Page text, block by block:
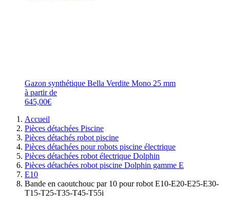
Gazon synthétique Bella Verdite Mono 25 mm
à partir de
645,00€
Accueil
Pièces détachées Piscine
Pièces détachés robot piscine
Pièces détachées pour robots piscine électrique
Pièces détachées robot électrique Dolphin
Pièces détachées robot piscine Dolphin gamme E
E10
Bande en caoutchouc par 10 pour robot E10-E20-E25-E30-
T15-T25-T35-T45-T55i